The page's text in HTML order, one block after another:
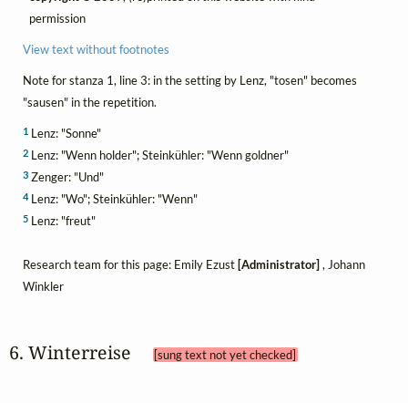
permission
View text without footnotes
Note for stanza 1, line 3: in the setting by Lenz, "tosen" becomes
"sausen" in the repetition.
1Lenz: "Sonne"
2Lenz: "Wenn holder"; Steinkühler: "Wenn goldner"
3Zenger: "Und"
4Lenz: "Wo"; Steinkühler: "Wenn"
5Lenz: "freut"
Research team for this page: Emily Ezust [Administrator] , Johann
Winkler
6. Winterreise [sung text not yet checked]